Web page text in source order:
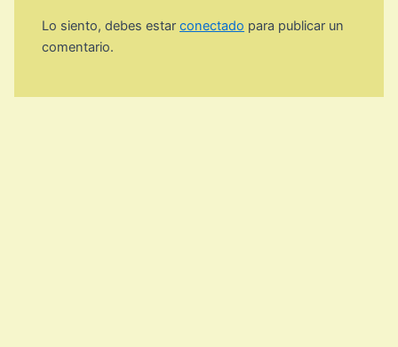
Lo siento, debes estarconectado para publicar un
comentario.